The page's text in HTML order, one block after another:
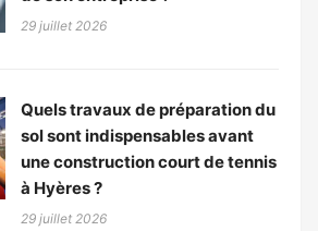
29 juillet 2026
Quels travaux de préparation du
sol sont indispensables avant
une construction court de tennis
à Hyères ?
29 juillet 2026